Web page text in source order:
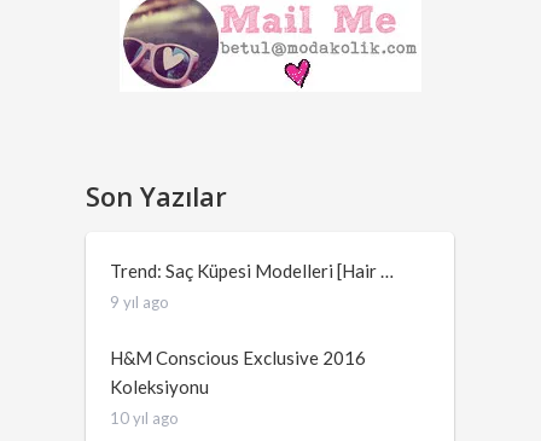
Son Yazılar
Trend: Saç Küpesi Modelleri [Hair …
9 yıl ago
H&M Conscious Exclusive 2016
Koleksiyonu
10 yıl ago